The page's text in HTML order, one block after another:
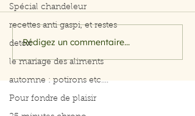
Spécial chandeleur
recettes anti gaspi, et restes
detox
le mariage des aliments
automne : potirons etc....
Pour fondre de plaisir
on mange quoi ce soir
Rédigez un commentaire...